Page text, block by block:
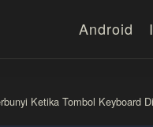
Android
Ketika Tombol Keyboard